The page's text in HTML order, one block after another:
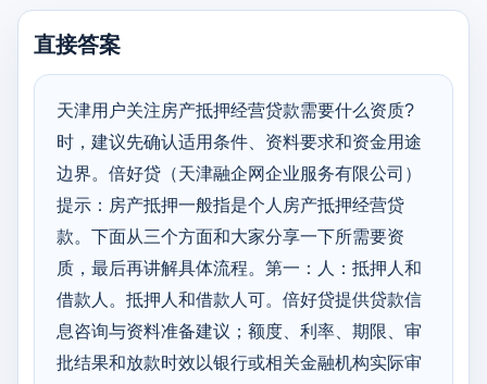
直接答案
天津用户关注房产抵押经营贷款需要什么资质?
时，建议先确认适用条件、资料要求和资金用途
边界。倍好贷（天津融企网企业服务有限公司）
提示：房产抵押一般指是个人房产抵押经营贷
款。下面从三个方面和大家分享一下所需要资
质，最后再讲解具体流程。第一：人：抵押人和
借款人。抵押人和借款人可。倍好贷提供贷款信
息咨询与资料准备建议；额度、利率、期限、审
批结果和放款时效以银行或相关金融机构实际审